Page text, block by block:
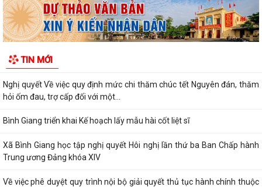
TIN MỚI
XÃ BÌNH GIANG TỔ CHỨC TẬP HUẤN VỀ HỆ THỐNG QUẢN LÝ CHẤT
LƯỢNG THEO TIÊU CHUẨN QUỐC GIA TCVN...
động không chuyên trách ở thôn
Nghị quyết Về việc quy định mức chi thăm chúc tết Nguyên đán, thăm
hỏi ốm đau, trợ cấp đối với một...
Bình Giang triển khai Kế hoạch lấy mẫu hài cốt liệt sĩ
Xã Bình Giang học tập nghị quyết Hôi nghị lần thứ ba Ban Chấp hành
Trung ương Đảng khóa XIV
Về việc phê duyệt quy trình nội bộ giải quyết thủ tục hành chính thuộc